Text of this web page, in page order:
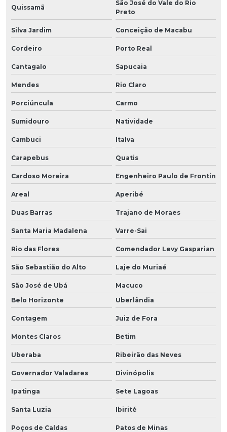
Quissamã
São José do Vale do Rio
Preto
Silva Jardim Conceição de Macabu
Cordeiro Porto Real
Cantagalo Sapucaia
Mendes Rio Claro
Porciúncula Carmo
Sumidouro Natividade
Cambuci Italva
Carapebus Quatis
Cardoso Moreira Engenheiro Paulo de Frontin
Areal Aperibé
Duas Barras Trajano de Moraes
Santa Maria Madalena Varre-Sai
Rio das Flores Comendador Levy Gasparian
São Sebastião do Alto Laje do Muriaé
São José de Ubá
Macuco
Belo Horizonte
Uberlândia
Contagem Juiz de Fora
Montes Claros Betim
Uberaba Ribeirão das Neves
Governador Valadares Divinópolis
Ipatinga Sete Lagoas
Santa Luzia Ibirité
Poços de Caldas Patos de Minas